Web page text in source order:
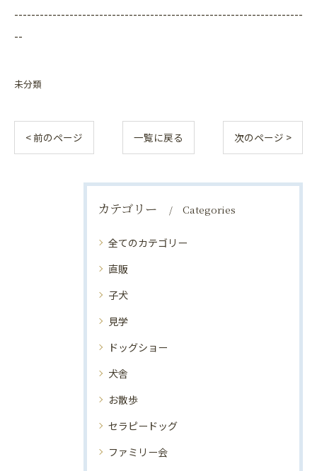
--------------------------------------------------------------------
--
未分類
< 前のページ 一覧に戻る 次のページ >
カテゴリー Categories
全てのカテゴリー
直販
子犬
見学
ドッグショー
犬舎
お散歩
セラピードッグ
ファミリー会